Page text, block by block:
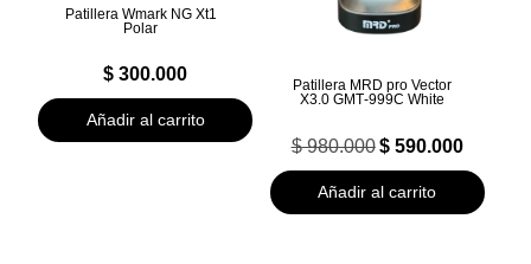
Patillera Wmark NG Xt1
Polar
$ 300.000
Añadir al carrito
Patillera MRD pro Vector
X3.0 GMT‑999C White
$980.000 El
precio
original
era:
$590.000El
actual
$ 590.000.
Añadir al carrito